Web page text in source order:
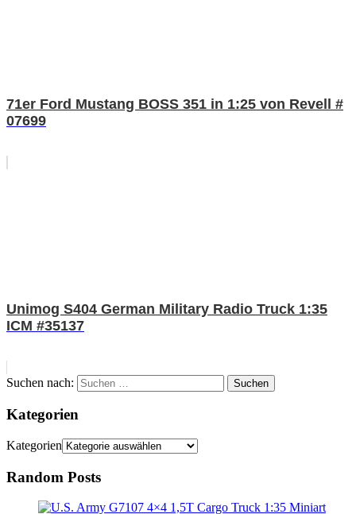
71er Ford Mustang BOSS 351 in 1:25 von Revell #
07699
Unimog S404 German Military Radio Truck 1:35
ICM #35137
Suchen nach: Suchen
Kategorien
Kategorien
Random Posts